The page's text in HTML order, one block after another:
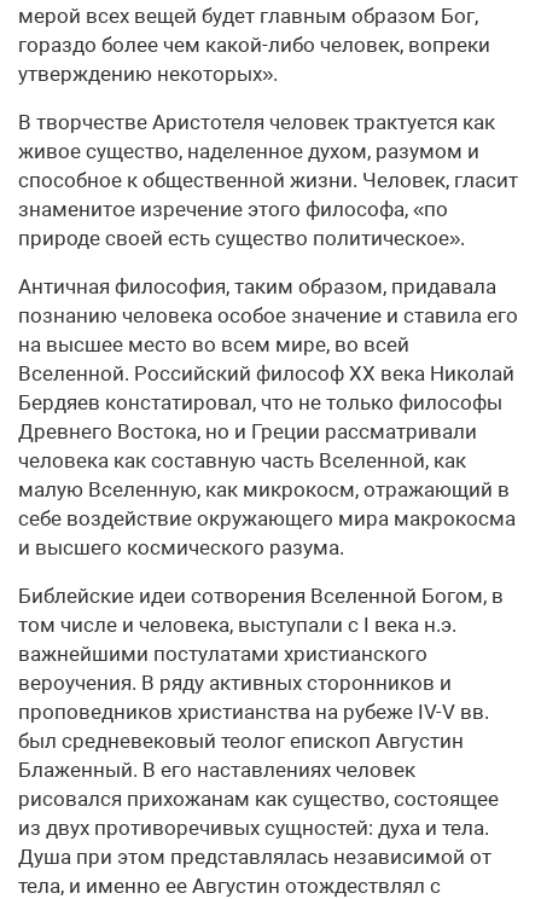
мерой всех вещей будет главным образом Бог,
гораздо более чем какой-либо человек, вопреки
утверждению некоторых».
В творчестве Аристотеля человек трактуется как
живое существо, наделенное духом, разумом и
способное к общественной жизни. Человек, гласит
знаменитое изречение этого философа, «по
природе своей есть существо политическое».
Античная философия, таким образом, придавала
познанию человека особое значение и ставила его
на высшее место во всем мире, во всей
Вселенной. Российский философ XX века Николай
Бердяев констатировал, что не только философы
Древнего Востока, но и Греции рассматривали
человека как составную часть Вселенной, как
малую Вселенную, как микрокосм, отражающий в
себе воздействие окружающего мира макрокосма
и высшего космического разума.
Библейские идеи сотворения Вселенной Богом, в
том числе и человека, выступали с I века н.э.
важнейшими постулатами христианского
вероучения. В ряду активных сторонников и
проповедников христианства на рубеже IV-V вв.
был средневековый теолог епископ Августин
Блаженный. В его наставлениях человек
рисовался прихожанам как существо, состоящее
из двух противоречивых сущностей: духа и тела.
Душа при этом представлялась независимой от
тела, и именно ее Августин отождествлял с